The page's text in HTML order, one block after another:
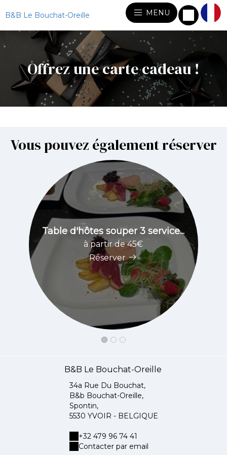
B&B Le Bouchat-Oreille MENU
Offrez une carte cadeau !
Vous pouvez également réserver
Table d'hôtes souper 3 service...
à partir de 45€
Réserver
B&B Le Bouchat-Oreille
34a Rue Du Bouchat,
B&b Bouchat-Oreille,
Spontin,
5530 YVOIR - BELGIQUE
+32 479 96 74 41
Contacter par email